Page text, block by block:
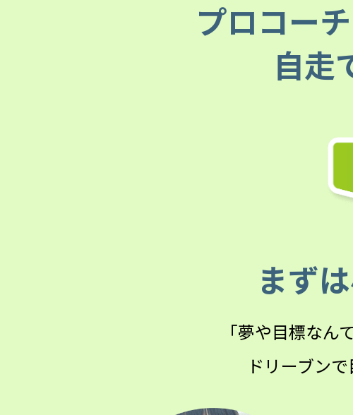
プロコー
自走
まず
「夢や目標なん
ドリーブン